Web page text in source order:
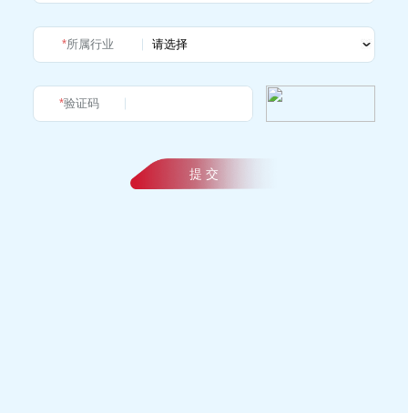
*所属行业
*验证码
提 交